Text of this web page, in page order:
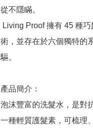
從不隱瞞。
術，並存在於六個獨特的
驅。
產品簡介：
泡沫豐富的洗髮水，是對
一種輕質護髮素，可梳理